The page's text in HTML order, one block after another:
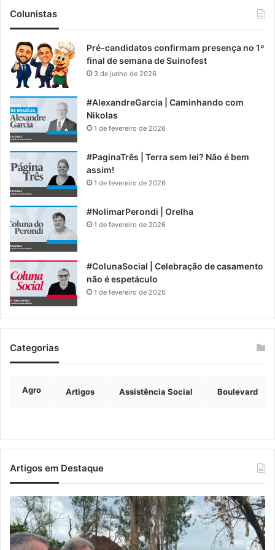
Colunistas
Pré-candidatos confirmam presença no 1º
final de semana de Suinofest
3 de junho de 2026
#AlexandreGarcia | Caminhando com
Nikolas
1 de fevereiro de 2026
#PaginaTrês | Terra sem lei? Não é bem
assim!
1 de fevereiro de 2026
#NolimarPerondi | Orelha
1 de fevereiro de 2026
#ColunaSocial | Celebração de casamento
não é espetáculo
1 de fevereiro de 2026
Categorias
Agro Artigos Assistência Social Boulevard
Artigos em Destaque
Justiça
condena
ex-
vereador
de